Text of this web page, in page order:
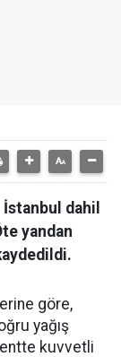
dahil
yandan
göre,
yağış
kuvvetli